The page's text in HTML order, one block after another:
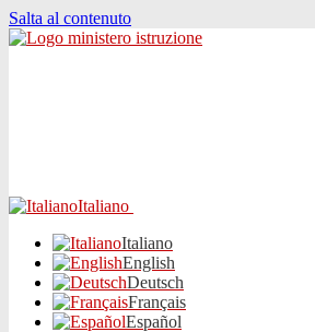
Salta al contenuto
Italiano
Italiano
English
Deutsch
Français
Español